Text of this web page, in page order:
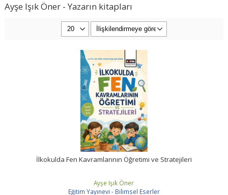
Ayşe Işık Öner - Yazarın kitapları
İlkokulda Fen Kavramlarının Öğretimi ve Stratejileri
Ayşe Işık Öner
Eğitim Yayınevi - Bilimsel Eserler